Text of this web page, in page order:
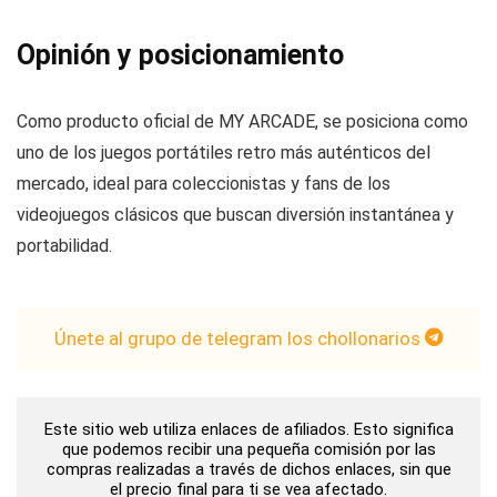
Opinión y posicionamiento
Como producto oficial de MY ARCADE, se posiciona como
uno de los juegos portátiles retro más auténticos del
mercado, ideal para coleccionistas y fans de los
videojuegos clásicos que buscan diversión instantánea y
portabilidad.
Únete al grupo de telegram los chollonarios
Este sitio web utiliza enlaces de afiliados. Esto significa
que podemos recibir una pequeña comisión por las
compras realizadas a través de dichos enlaces, sin que
el precio final para ti se vea afectado.